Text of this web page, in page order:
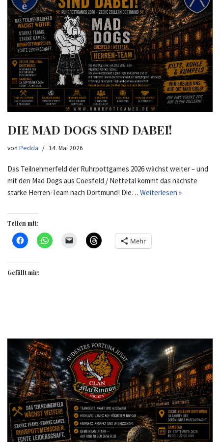
DIE MAD DOGS SIND DABEI!
von Pedda 14. Mai 2026
Das Teilnehmerfeld der Ruhrpottgames 2026 wächst weiter – und
mit den Mad Dogs aus Coesfeld / Nettetal kommt das nächste
starke Herren-Team nach Dortmund! Die… Weiterlesen »
Teilen mit:
Mehr
Gefällt mir: